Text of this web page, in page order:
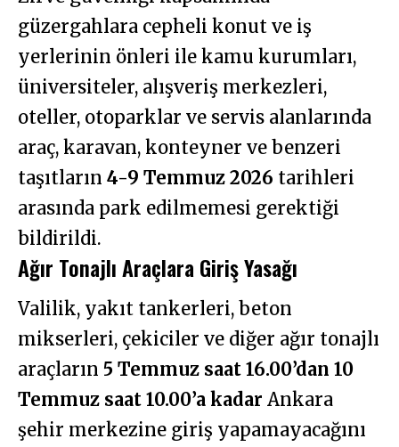
güzergahlara cepheli konut ve iş
yerlerinin önleri ile kamu kurumları,
üniversiteler, alışveriş merkezleri,
oteller, otoparklar ve servis alanlarında
araç, karavan, konteyner ve benzeri
taşıtların 4-9 Temmuz 2026 tarihleri
arasında park edilmemesi gerektiği
bildirildi.
Ağır Tonajlı Araçlara Giriş Yasağı
Valilik, yakıt tankerleri, beton
mikserleri, çekiciler ve diğer ağır tonajlı
araçların 5 Temmuz saat 16.00’dan 10
Temmuz saat 10.00’a kadar Ankara
şehir merkezine giriş yapamayacağını